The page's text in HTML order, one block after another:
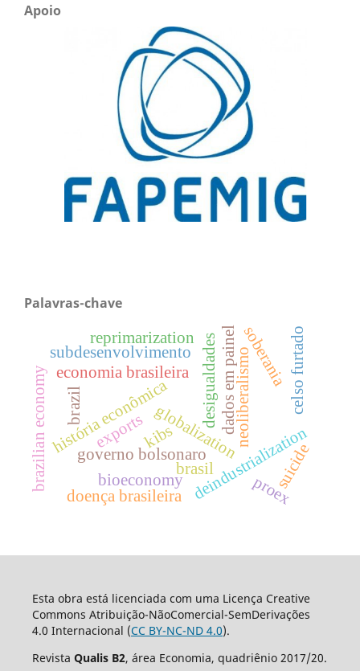
Apoio
Palavras-chave
governo bolsonaro
história econômica
economia brasileira
deindustrialization
globalization
brazilian economy dados em painelneoliberalismo
desigualdades soberania
brasil
subdesenvolvimento celso furtado
doença brasileira
reprimarization
bioeconomy
brazil
suicide
exports
proex
kibs
Esta obra está licenciada com uma Licença Creative
Commons Atribuição-NãoComercial-SemDerivações
4.0 Internacional (CC BY-NC-ND 4.0).
Revista Qualis B2, área Economia, quadriênio 2017/20.